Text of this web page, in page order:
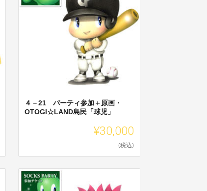
４－21 パーティ参加＋原画・
OTOGI☆LAND島民「球児」
¥30,000
(税込)